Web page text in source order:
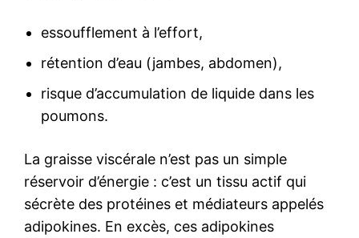
essoufflement à l’effort,
rétention d’eau (jambes, abdomen),
risque d’accumulation de liquide dans les
poumons.
La graisse viscérale n’est pas un simple
réservoir d’énergie : c’est un tissu actif qui
sécrète des protéines et médiateurs appelés
adipokines. En excès, ces adipokines